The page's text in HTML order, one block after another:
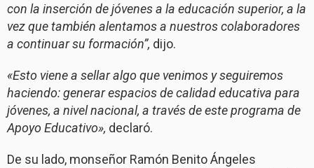
con la inserción de jóvenes a la educación superior, a la
vez que también alentamos a nuestros colaboradores
a continuar su formación”, dijo.
«Esto viene a sellar algo que venimos y seguiremos
haciendo: generar espacios de calidad educativa para
jóvenes, a nivel nacional, a través de este programa de
Apoyo Educativo», declaró.
De su lado, monseñor Ramón Benito Ángeles